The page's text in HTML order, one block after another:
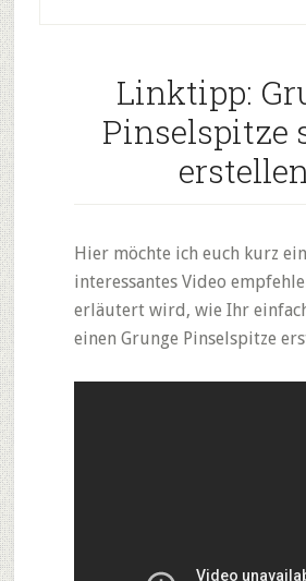
Linktipp:
Pinselspitze
Hier möchte ich euch kurz ein
interessantes Video
erläutert wird, wie Ihr
einen Grunge Pinselspitze